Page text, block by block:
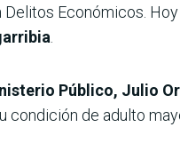
Económicos.
Público, Julio
condición de adulto